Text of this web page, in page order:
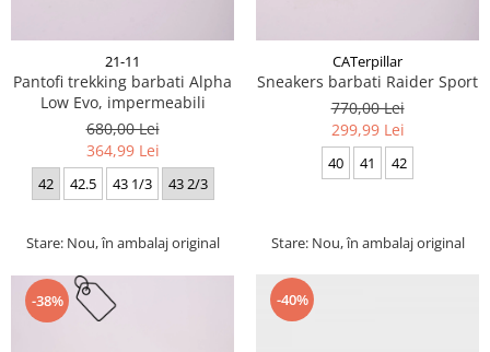
21-11
Pantofi trekking barbati Alpha
Low Evo, impermeabili
680,00 Lei
364,99 Lei
42 42.5 43 1/3 43 2/3
Stare: Nou, în ambalaj original
CATerpillar
Sneakers barbati Raider Sport
770,00 Lei
299,99 Lei
40 41 42
Stare: Nou, în ambalaj original
-38% -40%